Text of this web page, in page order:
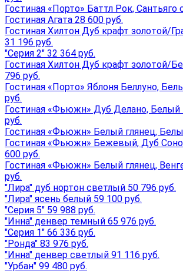
Гостиная «Порто» Баттл Рок, Сантьяго
Гостиная Агата 28 600 руб.
Гостиная Хилтон Дуб крафт золотой/
31 196 руб.
"Серия 2" 32 364 руб.
Гостиная Хилтон Дуб крафт золотой/
796 руб.
Гостиная «Порто» Яблоня Беллуно,
руб.
Гостиная «Фьюжн» Дуб Делано, Белый
руб.
Гостиная «Фьюжн» Белый глянец,
Гостиная «Фьюжн» Бежевый, Дуб
600 руб.
Гостиная «Фьюжн» Белый глянец,
руб.
"Лира" дуб нортон светлый 50 796 руб.
"Лира" ясень белый 59 100 руб.
"Серия 5" 59 988 руб.
"Инна" денвер темный 65 976 руб.
"Серия 1" 66 336 руб.
"Ронда" 83 976 руб.
"Инна" денвер светлый 91 116 руб.
"Урбан" 99 480 руб.